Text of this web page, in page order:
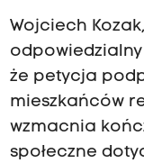
Wojciech
że petycja
mieszkańców
wzmacnia
społeczne